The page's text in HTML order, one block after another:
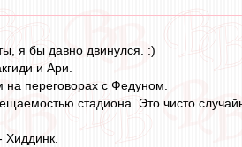
я бы давно двинулся. :)
и Ари.
переговорах с Федуном.
стадиона. Это чисто
Хиддинк.